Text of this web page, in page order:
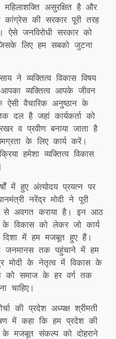
असुरक्षित है और
कांग्रेस की सरकार पूरी तरह
ऐसे जनविरोधी सरकार को
लिए हम सबको जुटना
ने व्यक्तित्व विकास विषय
व्यक्तित्व आपके जीवन
ऐसी वैचारिक अनुष्ठान के
दल है जहां कार्यकर्ता को
व प्रवीण बनाया जाता है
के लिए कार्य करें।
हमेशा व्यक्तित्व विकास
में हुए अंत्योदय प्रयत्न पर
नरेंद्र मोदी ने पूरी
से अवगत कराया है। इन आठ
के विकास को लेकर जो कार्य
में हम मजबूत हुए हैं।
जनमानस तक पहुंचाने में हम
मोदी के नेतृत्व में विकास के
को समाज के हर वर्ग तक
चाहिए।
की प्रदेश अध्यक्ष श्रीमती
में कहा कि हम प्रदेश की
के मजबूत संकल्प को दोहराने